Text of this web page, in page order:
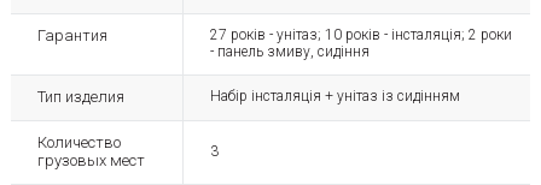
Гарантия
27 років - унітаз; 10 років - інсталяція; 2 роки
- панель змиву, сидіння
Тип изделия Набір інсталяція + унітаз із сидінням
Количество
грузовых мест
3